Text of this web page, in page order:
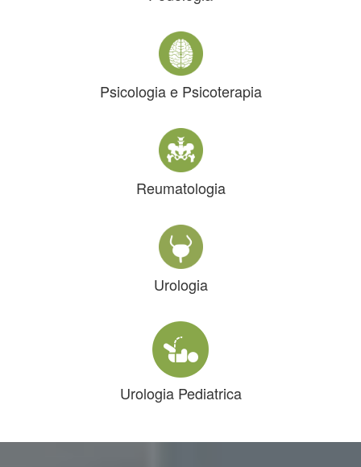
Psicologia e Psicoterapia
Reumatologia
Urologia
Urologia Pediatrica